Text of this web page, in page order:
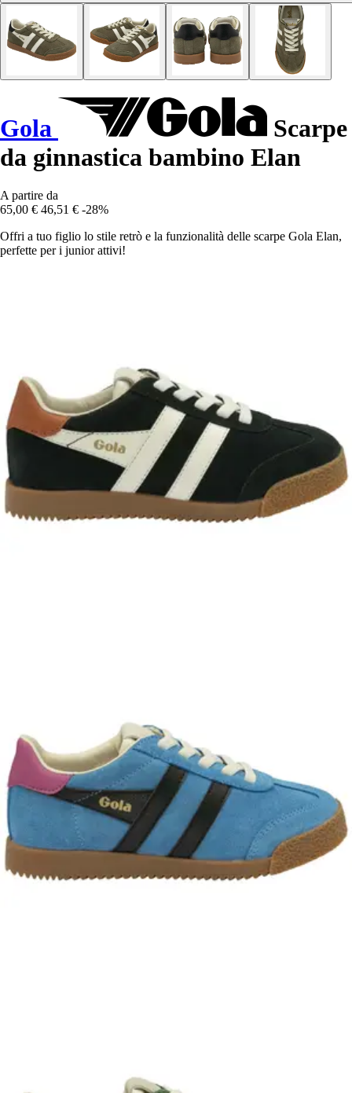
Gola
Scarpe
da ginnastica bambino Elan
A partire da
65,00 € 46,51 € -28%
Offri a tuo figlio lo stile retrò e la funzionalità delle scarpe Gola Elan,
perfette per i junior attivi!